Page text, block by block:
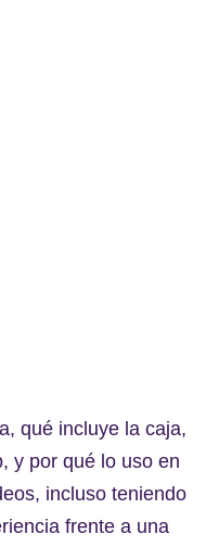
qué incluye la caja,
y por qué lo uso en
incluso teniendo
frente a una